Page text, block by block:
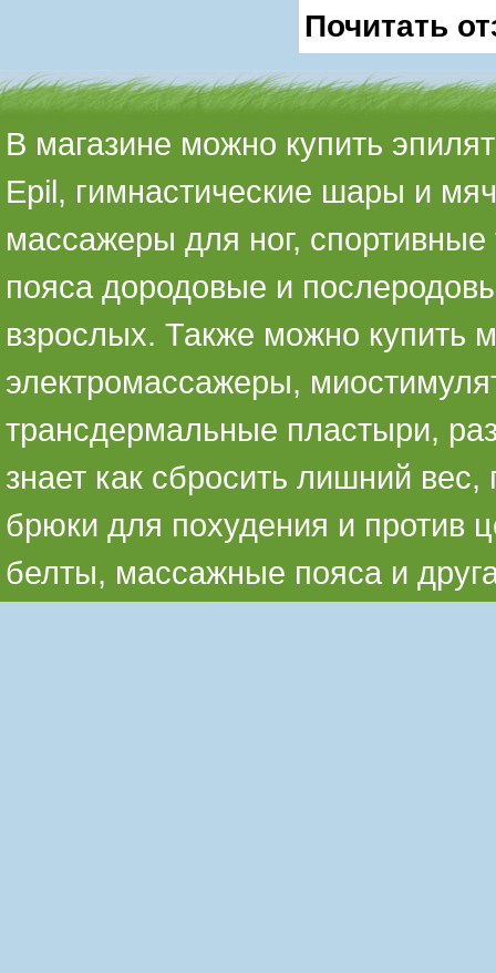
Почитать
В магазине можно купить
Epil, гимнастические шары и
массажеры для ног,
пояса дородовые и
взрослых. Также можно купить
электромассажеры,
трансдермальные пластыри,
знает как сбросить лишний
брюки для похудения и против
белты, массажные пояса и